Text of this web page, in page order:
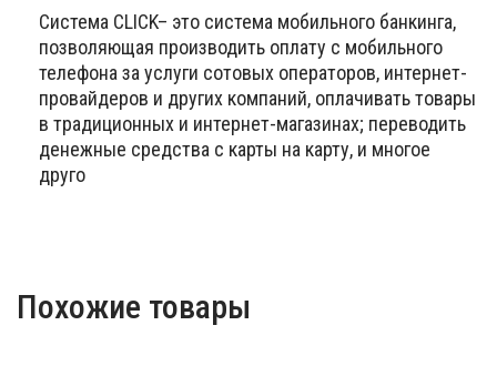
Система CLICK– это система мобильного банкинга,
позволяющая производить оплату с мобильного
телефона за услуги сотовых операторов, интернет-
провайдеров и других компаний, оплачивать товары
в традиционных и интернет-магазинах; переводить
денежные средства с карты на карту, и многое
друго
Похожие товары